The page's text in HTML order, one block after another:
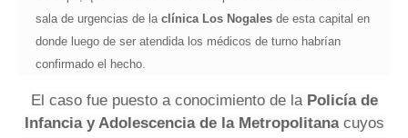
sala de urgencias de la clínica Los Nogalesde esta capital en
donde luego de ser atendida los médicos de turno habrían
confirmado el hecho.
El caso fue puesto a conocimiento de la Policía de
Infancia y Adolescencia de la Metropolitana cuyos